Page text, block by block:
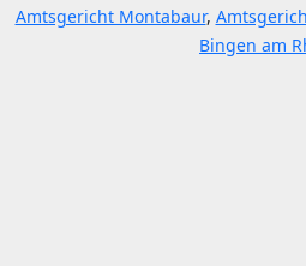
Amtsgericht Montabaur,
Bingen am